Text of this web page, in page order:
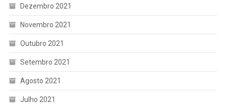
Dezembro 2021
Novembro 2021
Outubro 2021
Setembro 2021
Agosto 2021
Julho 2021